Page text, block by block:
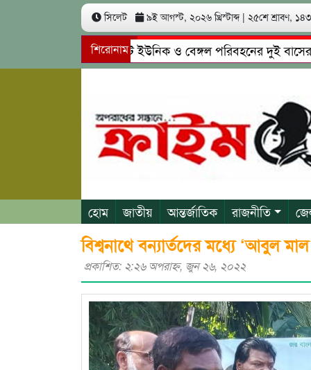
সিলেট ৯ই আগস্ট, ২০২৬ খ্রিস্টাব্দ | ২৫শে শ্রাবণ,
শিরোনাম
সিলেটে ইউনিক ও বেঙ্গল পরিবহনের দুই বাসের
গোয়াইনঘাটে প্রেমের ফাঁদে তরুণী পাচার: মাদকাসক্ত
হোম জাতীয় আন্তর্জাতিক রাজনীতি
বিশ্বনাথে বন্যার্তদের মধ্যে ‘আবুল
প্রকাশিত: ২:২৬ অপরাহ্ণ, জুন ২৬, ২০২২